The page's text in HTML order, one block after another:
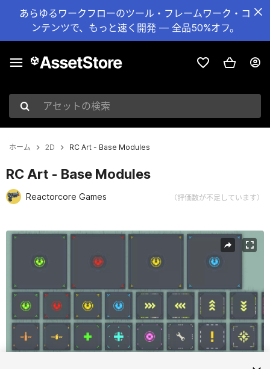
あらゆるワークフローのツール・フレームワーク・コ
ンテンツで、もっと速く開発 — 全品50%オフ。
アセットの検索
ホーム 2D RC Art - Base Modules
RC Art - Base Modules
Reactorcore Games （評価数が不足しています）
現在のスライド：1 / 8